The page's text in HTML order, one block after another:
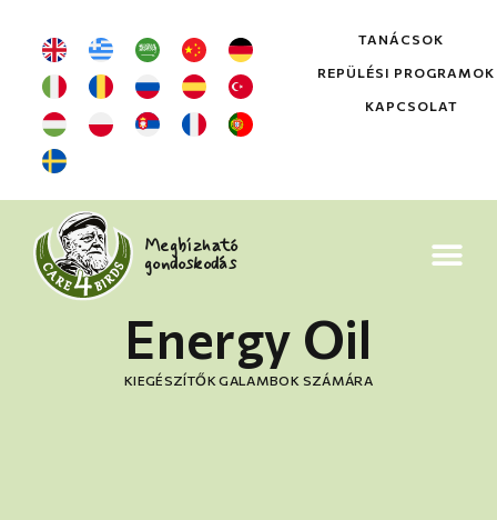
TANÁCSOK
REPÜLÉSI PROGRAMOK
KAPCSOLAT
Megbízható
gondoskodás
Energy Oil
KIEGÉSZÍTŐK GALAMBOK SZÁMÁRA